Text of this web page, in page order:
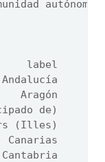
autónoma
label
de)
(Illes)